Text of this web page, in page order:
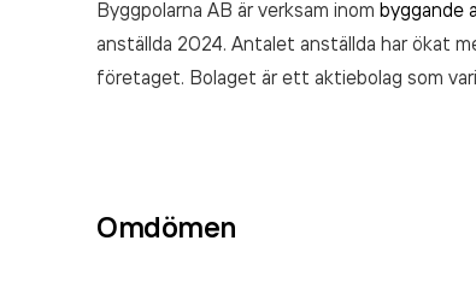
Byggpolarna AB är verksam inom byggande
anställda 2024. Antalet anställda har ökat
företaget. Bolaget är ett aktiebolag som
Omdömen